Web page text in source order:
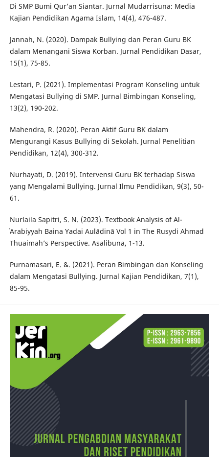
Di SMP Bumi Qur’an Siantar. Jurnal Mudarrisuna: Media
Kajian Pendidikan Agama Islam, 14(4), 476-487.
Jannah, N. (2020). Dampak Bullying dan Peran Guru BK
dalam Menangani Siswa Korban. Jurnal Pendidikan Dasar,
15(1), 75-85.
Lestari, P. (2021). Implementasi Program Konseling untuk
Mengatasi Bullying di SMP. Jurnal Bimbingan Konseling,
13(2), 190-202.
Mahendra, R. (2020). Peran Aktif Guru BK dalam
Mengurangi Kasus Bullying di Sekolah. Jurnal Penelitian
Pendidikan, 12(4), 300-312.
Nurhayati, D. (2019). Intervensi Guru BK terhadap Siswa
yang Mengalami Bullying. Jurnal Ilmu Pendidikan, 9(3), 50-
61.
Nurlaila Sapitri, S. N. (2023). Textbook Analysis of Al-
ʿArabiyyah Baina Yadai Aulādinā Vol 1 in The Rusydi Ahmad
Thuaimah’s Perspective. Asalibuna, 1-13.
Purnamasari, E. &. (2021). Peran Bimbingan dan Konseling
dalam Mengatasi Bullying. Jurnal Kajian Pendidikan, 7(1),
85-95.